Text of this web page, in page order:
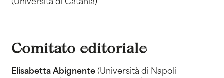
(Università di Catania)
Comitato editoriale
Elisabetta Abignente (Università di Napoli